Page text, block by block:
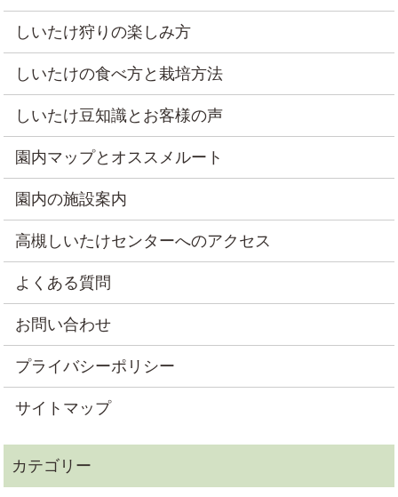
しいたけ狩りの楽しみ方
しいたけの食べ方と栽培方法
しいたけ豆知識とお客様の声
園内マップとオススメルート
園内の施設案内
高槻しいたけセンターへのアクセス
よくある質問
お問い合わせ
プライバシーポリシー
サイトマップ